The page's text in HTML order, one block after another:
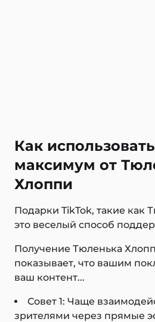
Как
максимум от
Хлоппи
Подарки TikTok, такие как
это веселый способ
Получение Тюленька
показывает, что вашим
ваш контент...
Совет 1: Чаще
зрителями через прямые